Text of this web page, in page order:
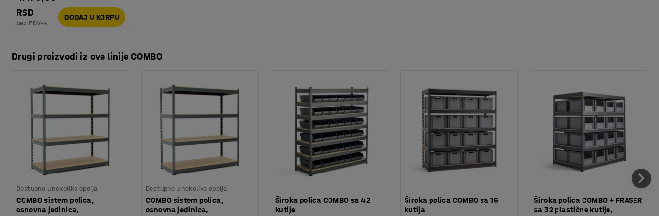
RSD
bez PDV-a
DODAJ U KORPU
Drugi proizvodi iz ove linije COMBO
Dostupno u nekoliko opcija
COMBO sistem polica,
osnovna jedinica,
Dostupno u nekoliko opcija
COMBO sistem polica,
osnovna jedinica,
Široka polica COMBO sa 42
kutije
Široka polica COMBO sa 16
kutija
Široka polica COMBO + FRASER
sa 32 plastične kutije,